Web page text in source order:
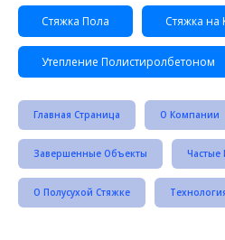
Стяжка Пола Стяжка на
Утепление Полистиролбетоном
Главная Страница О Компании
Завершенные Объекты Частые
О Полусухой Стяжке